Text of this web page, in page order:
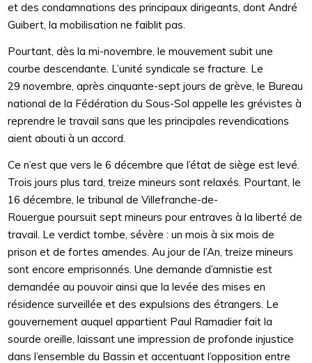
et des condamnations des principaux dirigeants, dont André
Guibert, la mobilisation ne faiblit pas.
Pourtant, dès la mi-novembre, le mouvement subit une
courbe descendante. L’unité syndicale se fracture. Le
29 novembre, après cinquante-sept jours de grève, le Bureau
national de la Fédération du Sous-Sol appelle les grévistes à
reprendre le travail sans que les principales revendications
aient abouti à un accord.
Ce n’est que vers le 6 décembre que l’état de siège est levé.
Trois jours plus tard, treize mineurs sont relaxés. Pourtant, le
16 décembre, le tribunal de Villefranche-de-
Rouergue poursuit sept mineurs pour entraves à la liberté de
travail. Le verdict tombe, sévère : un mois à six mois de
prison et de fortes amendes. Au jour de l’An, treize mineurs
sont encore emprisonnés. Une demande d’amnistie est
demandée au pouvoir ainsi que la levée des mises en
résidence surveillée et des expulsions des étrangers. Le
gouvernement auquel appartient Paul Ramadier fait la
sourde oreille, laissant une impression de profonde injustice
dans l’ensemble du Bassin et accentuant l’opposition entre